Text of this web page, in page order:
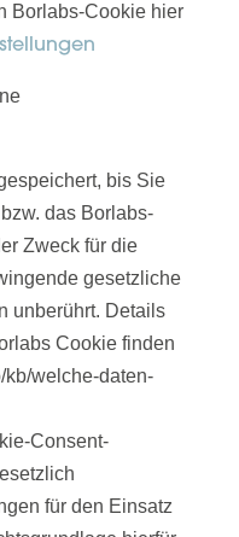
Borlabs-Cookie hier
bis Sie
das Borlabs-
Zweck für die
gesetzliche
unberührt. Details
Cookie finden
kb/welche-daten-
Consent-
für den Einsatz